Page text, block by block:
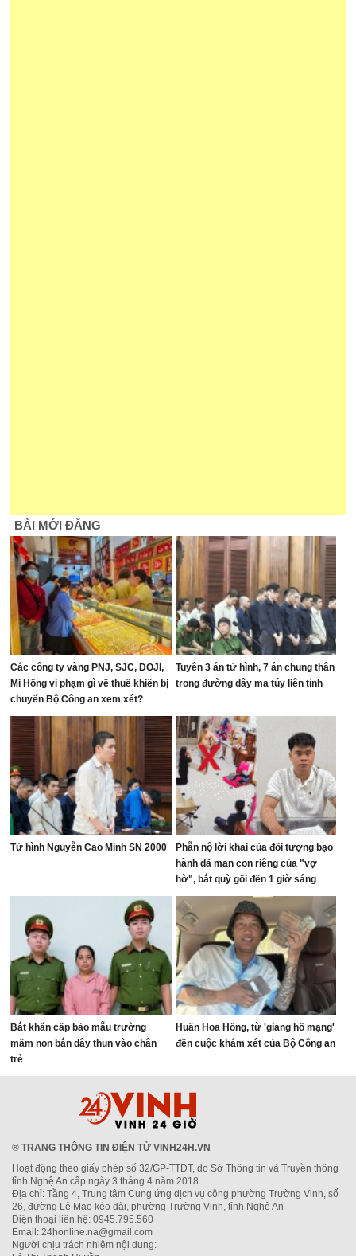
BÀI MỚI ĐĂNG
Các công ty vàng PNJ, SJC, DOJI,
Mi Hồng vi phạm gì về thuế khiến bị
chuyển Bộ Công an xem xét?
Tuyên 3 án tử hình, 7 án chung thân
trong đường dây ma túy liên tỉnh
Tử hình Nguyễn Cao Minh SN 2000
Phẫn nộ lời khai của đối tượng bạo
hành dã man con riêng của "vợ
hờ", bắt quỳ gối đến 1 giờ sáng
Bắt khẩn cấp bảo mẫu trường
mầm non bắn dây thun vào chân
trẻ
Huấn Hoa Hồng, từ 'giang hồ mạng'
đến cuộc khám xét của Bộ Công an
® TRANG THÔNG TIN ĐIỆN TỬ VINH24H.VN
Hoạt động theo giấy phép số 32/GP-TTĐT, do Sở Thông tin và Truyền thông
tỉnh Nghệ An cấp ngày 3 tháng 4 năm 2018
Địa chỉ: Tầng 4, Trung tâm Cung ứng dịch vụ công phường Trường Vinh, số
26, đường Lê Mao kéo dài, phường Trường Vinh, tỉnh Nghệ An
Điện thoại liên hệ: 0945.795.560
Email: 24honline.na@gmail.com
Người chịu trách nhiệm nội dung: